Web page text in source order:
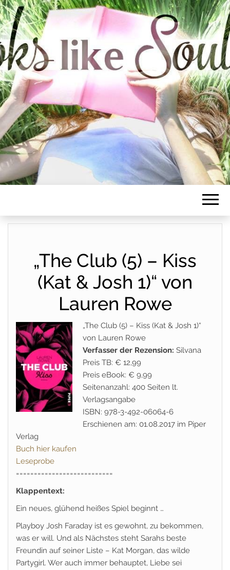
BOOKS LIKE
SOULMATE
„The Club (5) – Kiss
(Kat & Josh 1)“ von
Lauren Rowe
„The Club (5) – Kiss (Kat & Josh 1)“
von Lauren Rowe
Verfasser der Rezension: Silvana
Preis TB: € 12,99
Preis eBook: € 9,99
Seitenanzahl: 400 Seiten lt.
Verlagsangabe
ISBN: 978-3-492-06064-6
Erschienen am: 01.08.2017 im Piper
Verlag
Buch hier kaufen
Leseprobe
===========================
Klappentext:
Ein neues, glühend heißes Spiel beginnt …
Playboy Josh Faraday ist es gewohnt, zu bekommen,
was er will. Und als Nächstes steht Sarahs beste
Freundin auf seiner Liste – Kat Morgan, das wilde
Partygirl. Wer auch immer behauptet, Liebe sei